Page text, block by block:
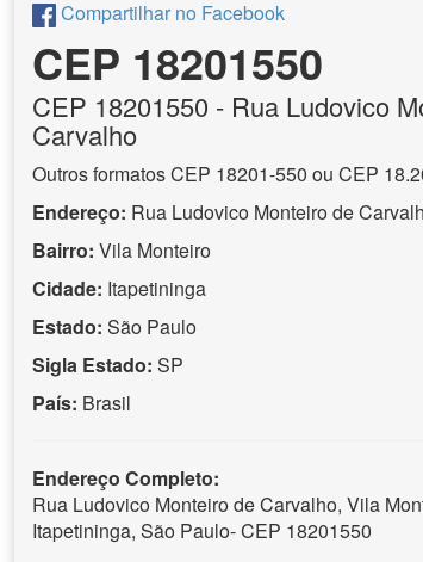
Compartilhar no Facebook
CEP 18201550
CEP 18201550 - Rua Ludovico
Carvalho
Outros formatos CEP 18201-550 ou CEP
Endereço: Rua Ludovico Monteiro de
Bairro: Vila Monteiro
Cidade: Itapetininga
Estado: São Paulo
Sigla Estado: SP
País: Brasil
Endereço Completo:
Rua Ludovico Monteiro de Carvalho, Vila
Itapetininga, São Paulo- CEP 18201550